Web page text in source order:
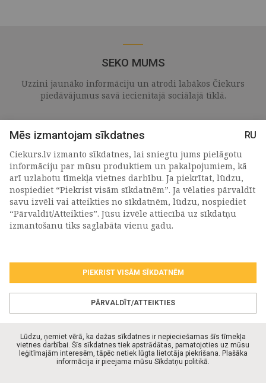
SEKO MUMS
Uzzini jaunāko informāciju un atrodi labākos Čiekurs
piedāvājumus savā iecienītajā sociālajā tīklā.
PIETEIKTIES MŪSU JAUNUMIEM
Piekrītu personasdatu apstrādes noteikumiem
© Ciekurs.lv 2026. Visas tiesības aizsargātas.
Mēs izmantojam sīkdatnes
RU
Ciekurs.lv izmanto sīkdatnes, lai sniegtu jums pielāgotu
informāciju par mūsu produktiem un pakalpojumiem, kā
arī uzlabotu tīmekļa vietnes darbību. Ja piekrītat, lūdzu,
nospiediet “Piekrist visām sīkdatnēm”. Ja vēlaties pārvaldīt
savu izvēli vai atteikties no sīkdatnēm, lūdzu, nospiediet
“Pārvaldīt/Atteikties”. Jūsu izvēle attiecībā uz sīkdatņu
izmantošanu tiks saglabāta vienu gadu.
PIEKRIST VISĀM SĪKDATNĒM
PĀRVALDĪT/ATTEIKTIES
Lūdzu, ņemiet vērā, ka dažas sīkdatnes ir nepieciešamas šīs tīmekļa
vietnes darbībai. Šīs sīkdatnes tiek apstrādātas, pamatojoties uz mūsu
leģitīmajām interesēm, tāpēc netiek lūgta lietotāja piekrišana. Plašāka
informācija ir pieejama mūsu Sīkdatņu politikā.